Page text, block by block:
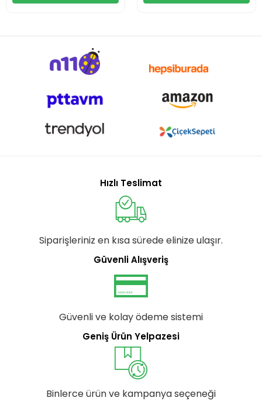
Hızlı Teslimat
Siparişleriniz en kısa sürede elinize ulaşır.
Güvenli Alışveriş
Güvenli ve kolay ödeme sistemi
Geniş Ürün Yelpazesi
Binlerce ürün ve kampanya seçeneği